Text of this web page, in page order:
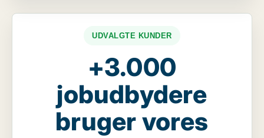
UDVALGTE KUNDER
+3.000
jobudbydere
bruger vores